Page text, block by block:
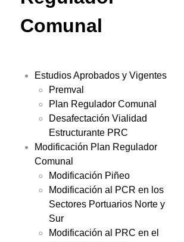
Comunal
Estudios Aprobados y Vigentes
Premval
Plan Regulador Comunal
Desafectación Vialidad
Estructurante PRC
Modificación Plan Regulador
Comunal
Modificación Piñeo
Modificación al PCR en los
Sectores Portuarios Norte y
Sur
Modificación al PRC en el